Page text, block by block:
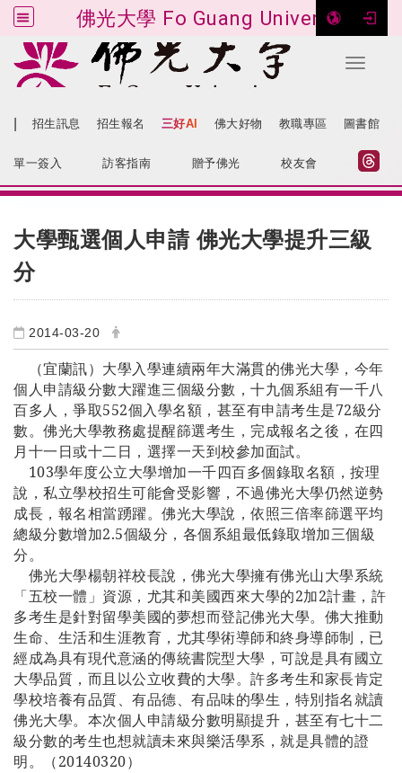
佛光大學 Fo Guang University
Toggle
跳到主要內容
招生訊息 招生報名 三好AI 佛大好物 教職專區 圖書館
單一簽入 訪客指南 贈予佛光 校友會
大學甄選個人申請 佛光大學提升三級
分
2014-03-20
（宜蘭訊）大學入學連續兩年大滿貫的佛光大學，今年
個人申請級分數大躍進三個級分數，十九個系組有一千八
百多人，爭取552個入學名額，甚至有申請考生是72級分
數。佛光大學教務處提醒篩選考生，完成報名之後，在四
月十一日或十二日，選擇一天到校參加面試。
103學年度公立大學增加一千四百多個錄取名額，按理
說，私立學校招生可能會受影響，不過佛光大學仍然逆勢
成長，報名相當踴躍。佛光大學說，依照三倍率篩選平均
總級分數增加2.5個級分，各個系組最低錄取增加三個級
分。
佛光大學楊朝祥校長說，佛光大學擁有佛光山大學系統
「五校一體」資源，尤其和美國西來大學的2加2計畫，許
多考生是針對留學美國的夢想而登記佛光大學。佛大推動
生命、生活和生涯教育，尤其學術導師和終身導師制，已
經成為具有現代意涵的傳統書院型大學，可說是具有國立
大學品質，而且以公立收費的大學。許多考生和家長肯定
學校培養有品質、有品德、有品味的學生，特別指名就讀
佛光大學。本次個人申請級分數明顯提升，甚至有七十二
級分數的考生也想就讀未來與樂活學系，就是具體的證
明。（20140320）